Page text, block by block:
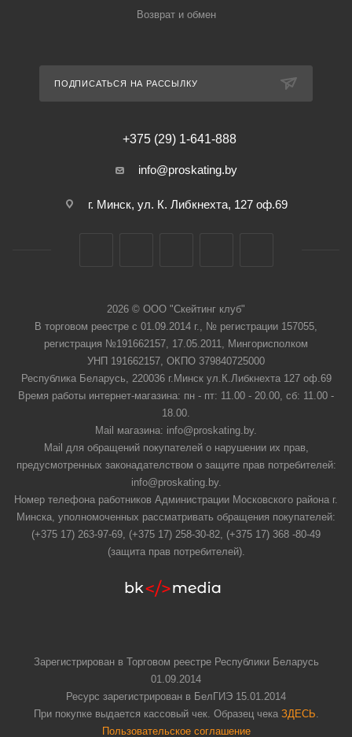
Возврат и обмен
ПОДПИСАТЬСЯ НА РАССЫЛКУ
+375 (29) 1-641-888
info@proskating.by
г. Минск, ул. К. Либкнехта, 127 оф.69
2026 © ООО "Скейтинг клуб"
В торговом реестре с 01.09.2014 г., № регистрации 157055,
регистрация №191662157, 17.05.2011, Мингорисполком
УНП 191662157, ОКПО 379840725000
Республика Беларусь, 220036 г.Минск ул.К.Либкнехта 127 оф.69
Время работы интернет-магазина: пн - пт: 11.00 - 20.00, сб: 11.00 -
18.00.
Mail магазина: info@proskating.by.
Mail для обращений покупателей о нарушении их прав,
предусмотренных законадателством о защите прав потребителей:
info@proskating.by.
Номер телефона работников Администрации Московского района г.
Минска, уполномоченных рассматривать обращения покупателей:
(+375 17) 263-97-69, (+375 17) 258-30-82, (+375 17) 368 -80-49
(защита прав потребителей).
Зарегистрирован в Торговом реестре Республики Беларусь
01.09.2014
Ресурс зарегистрирован в БелГИЭ 15.01.2014
При покупке выдается кассовый чек. Образец чека ЗДЕСЬ.
Пользовательское соглашение